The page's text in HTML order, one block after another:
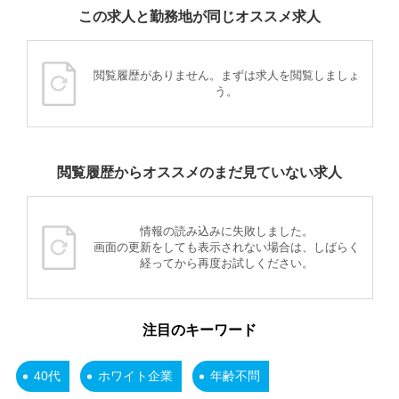
この求人と勤務地が同じオススメ求人
閲覧履歴がありません。まずは求人を閲覧しましょ
う。
閲覧履歴からオススメのまだ見ていない求人
情報の読み込みに失敗しました。
画面の更新をしても表示されない場合は、しばらく
経ってから再度お試しください。
注目のキーワード
40代 ホワイト企業 年齢不問